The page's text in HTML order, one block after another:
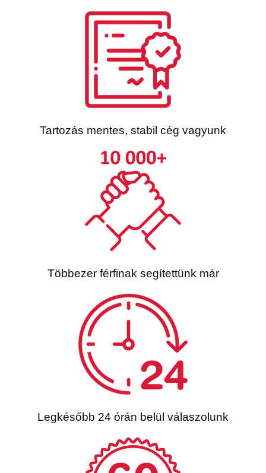
Tartozás mentes, stabil cég vagyunk
Többezer férfinak segítettünk már
Legkésőbb 24 órán belül válaszolunk